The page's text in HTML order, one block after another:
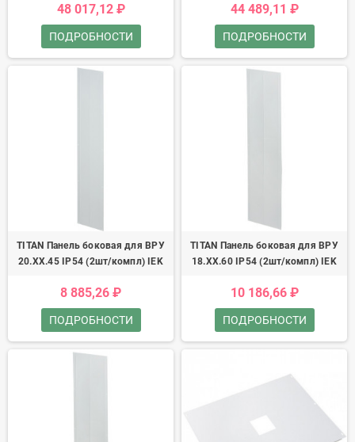
48 017,12 ₽
ПОДРОБНОСТИ
44 489,11 ₽
ПОДРОБНОСТИ
TITAN Панель боковая для ВРУ
20.ХХ.45 IP54 (2шт/компл) IEK
8 885,26 ₽
ПОДРОБНОСТИ
TITAN Панель боковая для ВРУ
18.ХХ.60 IP54 (2шт/компл) IEK
10 186,66 ₽
ПОДРОБНОСТИ